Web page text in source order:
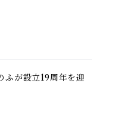
ふが設立19周年を迎